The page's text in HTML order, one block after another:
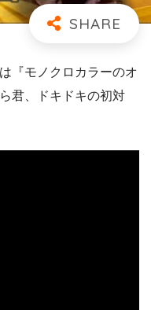
『モノクロカラーのオ
君、ドキドキの初対